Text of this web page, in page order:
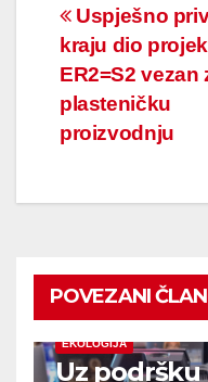
članaka
Uspješno
kraju dio
ER2=S2 vezan
plasteničku
proizvodnju
POVEZANI
EKOLOGIJA
Uz